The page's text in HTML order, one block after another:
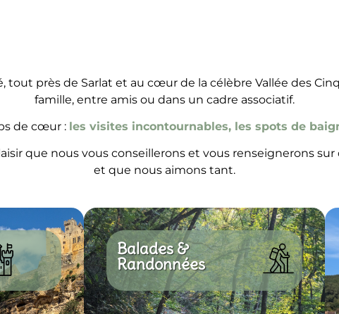
près de Sarlat et au cœur de la célèbre Vallée des
famille, entre amis ou dans un cadre associatif.
de cœur : les visites incontournables, les spots de
que nous vous conseillerons et vous renseignerons
et que nous aimons tant.
Balades &
Randonnées